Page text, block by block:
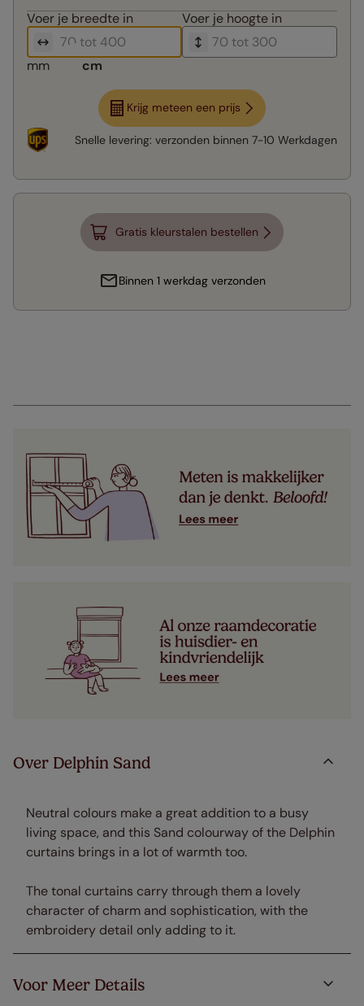
Voer je breedte in Voer je hoogte in
mm cm
Krijg meteen een prijs
Snelle levering: verzonden binnen 7-10 Werkdagen
Gratis kleurstalen bestellen
Binnen 1 werkdag verzonden
Over Delphin Sand
Neutral colours make a great addition to a busy
living space, and this Sand colourway of the Delphin
curtains brings in a lot of warmth too.
The tonal curtains carry through them a lovely
character of charm and sophistication, with the
embroidery detail only adding to it.
Voor Meer Details